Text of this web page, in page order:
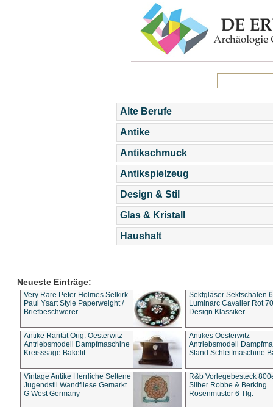
Alte Berufe
Antike
Antikschmuck
Antikspielzeug
Design & Stil
Glas & Kristall
Haushalt
Neueste Einträge:
Very Rare Peter Holmes Selkirk
Paul Ysart Style Paperweight /
Briefbeschwerer
Sektgläser Sektschalen
Luminarc Cavalier Rot
Design Klassiker
Antike Rarität Orig. Oesterwitz
Antriebsmodell Dampfmaschine
Kreisssäge Bakelit
Antikes Oesterwitz
Antriebsmodell
Stand Schleifmaschine
Vintage Antike Herrliche Seltene
Jugendstil Wandfliese Gemarkt
G West Germany
R&b Vorlegebesteck
Silber Robbe & Berking
Rosenmuster 6 Tlg.